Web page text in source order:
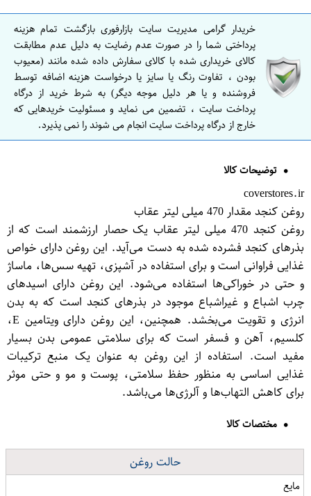
خریدار گرامی مدیریت سایت بازارفوری بازگشت تمام هزینه
پرداختی شما را در صورت عدم رضایت به دلیل عدم مطابقت
کالای خریداری شده با کالای سفارش داده شده مانند (معیوب
بودن ، تفاوت رنگ یا سایز یا درخواست هزینه اضافه توسط
فروشنده و یا هر دلیل موجه دیگر) به شرط خرید از درگاه
پرداخت سایت ، تضمین می نماید و مسئولیت خریدهایی که
خارج از درگاه پرداخت سایت انجام می شوند را نمی پذیرد.
توضیحات کالا
coverstores.ir
روغن کنجد مقدار 470 میلی لیتر عقاب
روغن کنجد 470 میلی لیتر عقاب یک حصار ارزشمند است که از
بذرهای کنجد فشرده شده به دست می‌آید. این روغن دارای خواص
غذایی فراوانی است و برای استفاده در آشپزی، تهیه سس‌ها، ماساژ
و حتی در خوراکی‌ها استفاده می‌شود. این روغن دارای اسیدهای
چرب اشباع و غیراشباع موجود در بذرهای کنجد است که به بدن
انرژی و تقویت می‌بخشد. همچنین، این روغن دارای ویتامین E،
کلسیم، آهن و فسفر است که برای سلامتی عمومی بدن بسیار
مفید است. استفاده از این روغن به عنوان یک منبع ترکیبات
غذایی اساسی به منظور حفظ سلامتی، پوست و مو و حتی موثر
برای کاهش التهاب‌ها و آلرژی‌ها می‌باشد.
مختصات کالا
حالت روغن
مایع